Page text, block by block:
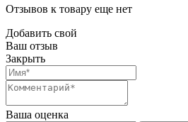
Отзывов к товару еще нет
Добавить свой
Ваш отзыв
Закрыть
Ваша оценка